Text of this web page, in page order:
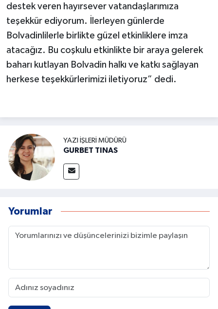
destek veren hayırsever vatandaşlarımıza
teşekkür ediyorum. İlerleyen günlerde
Bolvadinlilerle birlikte güzel etkinliklere imza
atacağız. Bu coşkulu etkinlikte bir araya gelerek
baharı kutlayan Bolvadin halkı ve katkı sağlayan
herkese teşekkürlerimizi iletiyoruz” dedi.
YAZI İŞLERI MÜDÜRÜ
GURBET TINAS
Yorumlar